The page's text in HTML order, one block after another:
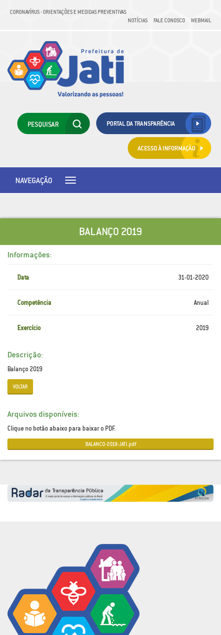
CORONAVÍRUS - ORIENTAÇÕES E MEDIDAS PREVENTIVAS
NOTÍCIAS
FALE CONOSCO WEBMAIL
Toggle
NAVEGAÇÃO
BALANÇO 2019
Informações:
Data 31-01-2020
Competência Anual
Exercício 2019
Descrição:
Balanço 2019
VOLTAR
Arquivos disponíveis:
Clique no botão abaixo para baixar o PDF.
BALANCO-2019-JATI.pdf